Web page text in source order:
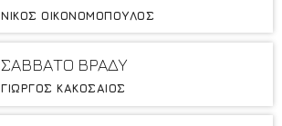
ΝΙΚΟΣ ΟΙΚΟΝΟΜΟΠΟΥΛΟΣ
ΣΑΒΒΑΤΟ ΒΡΑΔΥ
ΓΙΩΡΓΟΣ ΚΑΚΟΣΑΙΟΣ